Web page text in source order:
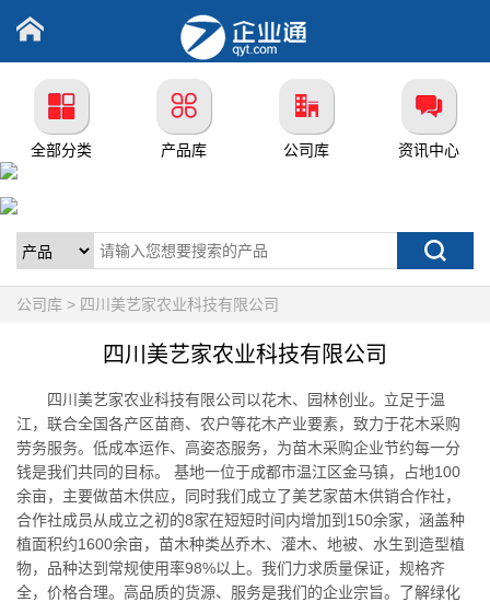
全部分类 产品库 公司库 资讯中心
公司库 > 四川美艺家农业科技有限公司
四川美艺家农业科技有限公司
四川美艺家农业科技有限公司以花木、园林创业。立足于温
江，联合全国各产区苗商、农户等花木产业要素，致力于花木采购
劳务服务。低成本运作、高姿态服务，为苗木采购企业节约每一分
钱是我们共同的目标。 基地一位于成都市温江区金马镇，占地100
余亩，主要做苗木供应，同时我们成立了美艺家苗木供销合作社，
合作社成员从成立之初的8家在短短时间内增加到150余家，涵盖种
植面积约1600余亩，苗木种类丛乔木、灌木、地被、水生到造型植
物，品种达到常规使用率98%以上。我们力求质量保证，规格齐
全，价格合理。高品质的货源、服务是我们的企业宗旨。了解绿化